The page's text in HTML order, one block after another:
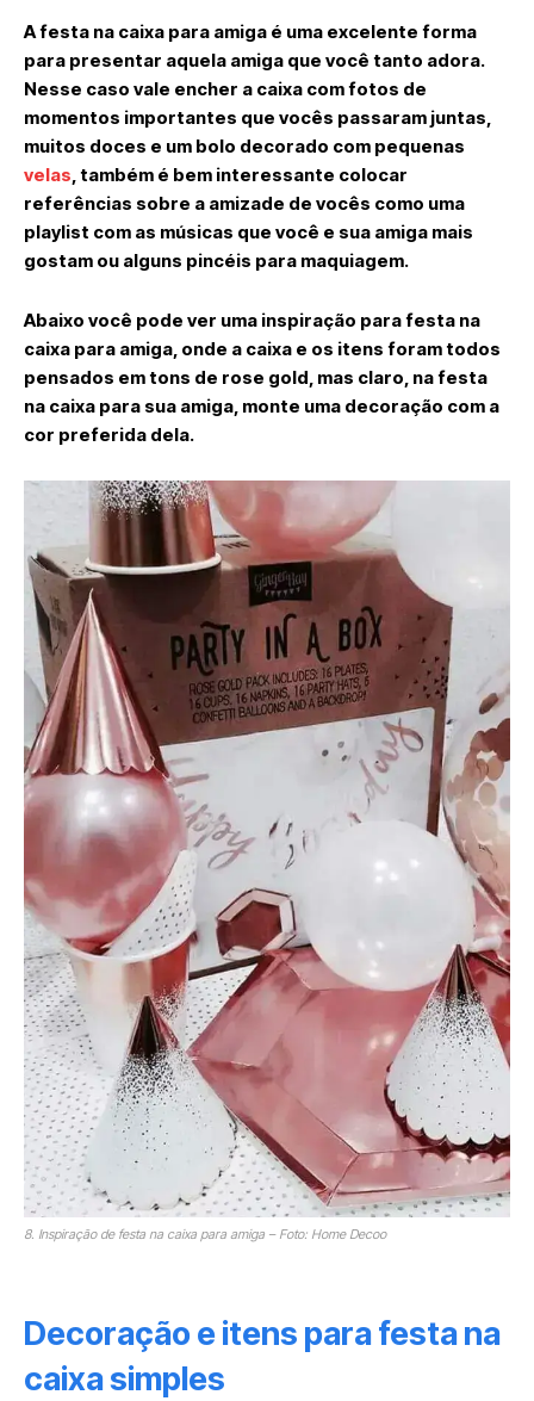
A festa na caixa para amiga é uma excelente forma
para presentar aquela amiga que você tanto adora.
Nesse caso vale encher a caixa com fotos de
momentos importantes que vocês passaram juntas,
muitos doces e um bolo decorado com pequenas
velas, também é bem interessante colocar
referências sobre a amizade de vocês como uma
playlist com as músicas que você e sua amiga mais
gostam ou alguns pincéis para maquiagem.
Abaixo você pode ver uma inspiração para festa na
caixa para amiga, onde a caixa e os itens foram todos
pensados em tons de rose gold, mas claro, na festa
na caixa para sua amiga, monte uma decoração com a
cor preferida dela.
8. Inspiração de festa na caixa para amiga – Foto: Home Decoo
Decoração e itens para festa na
caixa simples